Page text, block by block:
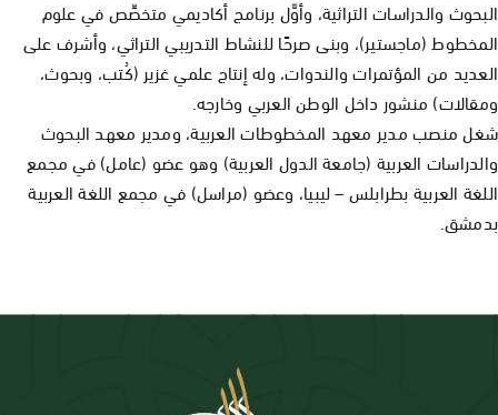
البحوث والدراسات التراثية، وأوَّل برنامج أكاديمي متخصِّص في علوم
المخطوط (ماجستير)، وبنى صرحًا للنشاط التدريبي التراثي، وأشرف على
العديد من المؤتمرات والندوات، وله إنتاج علمي غزير (كُتب، وبحوث،
ومقالات) منشور داخل الوطن العربي وخارجه.
شغل منصب مدير معهد المخطوطات العربية، ومدير معهد البحوث
والدراسات العربية (جامعة الدول العربية) وهو عضو (عامل) في مجمع
اللغة العربية بطرابلس – ليبيا، وعضو (مراسل) في مجمع اللغة العربية
بدمشق.